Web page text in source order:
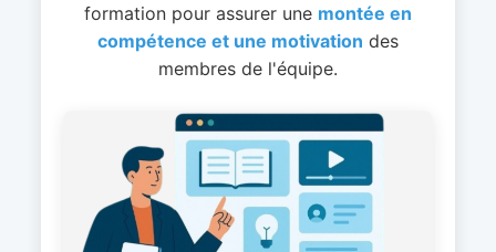
formation pour assurer une montée en
compétence et une motivation des
membres de l'équipe.